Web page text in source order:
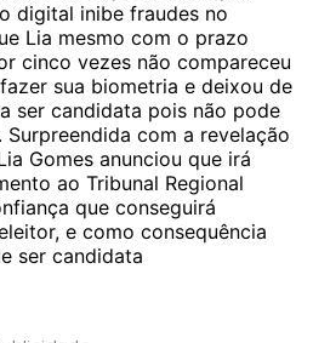
digital inibe fraudes no
Lia mesmo com o prazo
cinco vezes não compareceu
sua biometria e deixou de
ser candidata pois não pode
com a revelação
Gomes anunciou que irá
ao Tribunal Regional
que conseguirá
e como consequência
ser candidata